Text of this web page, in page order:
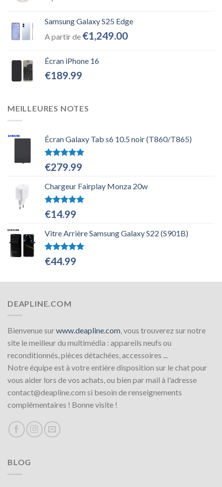
Samsung Galaxy S25 Edge
A partir de €1,249.00
Écran iPhone 16
€189.99
MEILLEURES NOTES
Écran Galaxy Tab s6 10.5 noir (T860/T865)
Note5.00
sur 5
€279.99
Chargeur Fairplay Monza 20w
Note 5.00
sur 5
€14.99
Vitre Arrière Samsung Galaxy S22 (S901B)
Note 5.00
sur 5
€44.99
DEAPLINE.COM
Bienvenue surwww.deapline.com, vous trouverez sur notre
site le meilleur du multimédia : appareils neufs ou
reconditionnés, pièces détachées, accessoires ...
Notre équipe est à votre entière disposition sur le chat pour
vous aider lors de vos achats, ou bien par mail à l'adresse
contact@deapline.com si besoin de renseignements
complémentaires ! Bonne visite !
BLOG